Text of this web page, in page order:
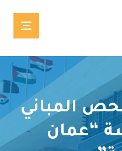
المباني
“عمان